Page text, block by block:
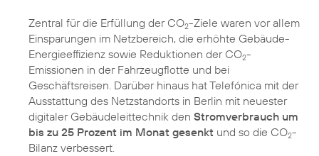
Zentral für die Erfüllung der CO2-Ziele waren vor allem
Einsparungen im Netzbereich, die erhöhte Gebäude-
Energieeffizienz sowie Reduktionen der CO2-
Emissionen in der Fahrzeugflotte und bei
Geschäftsreisen. Darüber hinaus hat Telefónica mit der
Ausstattung des Netzstandorts in Berlin mit neuester
digitaler Gebäudeleittechnik den Stromverbrauch um
bis zu 25 Prozent im Monat gesenkt und so die CO2-
Bilanz verbessert.